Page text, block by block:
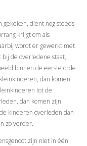
gekeken, dient nog steeds
krijgt om als
wordt er gewerkt met
de overledene staat,
binnen de eerste orde
dan komen
tot de
dan komen zijn
kinderen overleden dan
zo verder.
zijn niet in één